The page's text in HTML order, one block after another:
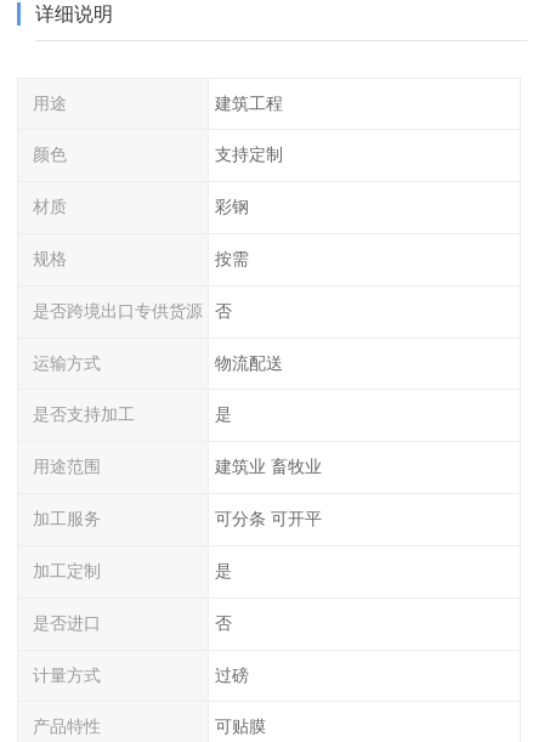
详细说明
用途 建筑工程
颜色 支持定制
材质 彩钢
规格 按需
是否跨境出口专供货源 否
运输方式 物流配送
是否支持加工 是
用途范围 建筑业 畜牧业
加工服务 可分条 可开平
加工定制 是
是否进口 否
计量方式 过磅
产品特性 可贴膜